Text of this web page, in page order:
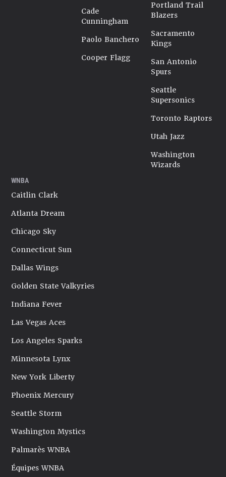
Cade
Cunningham
Paolo Banchero
Cooper Flagg
Portland Trail
Blazers
Sacramento
Kings
San Antonio
Spurs
Seattle
Supersonics
Toronto Raptors
Utah Jazz
Washington
Wizards
WNBA
Caitlin Clark
Atlanta Dream
Chicago Sky
Connecticut Sun
Dallas Wings
Golden State Valkyries
Indiana Fever
Las Vegas Aces
Los Angeles Sparks
Minnesota Lynx
New York Liberty
Phoenix Mercury
Seattle Storm
Washington Mystics
Palmarès WNBA
Équipes WNBA